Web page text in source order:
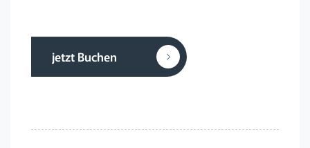
jetzt Buchen